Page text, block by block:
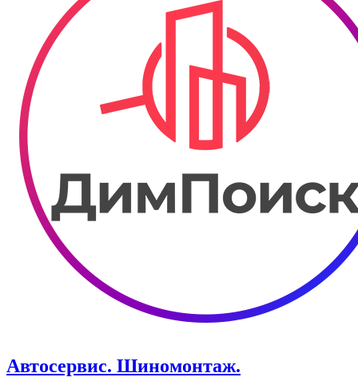
Автосервис. Шиномонтаж.